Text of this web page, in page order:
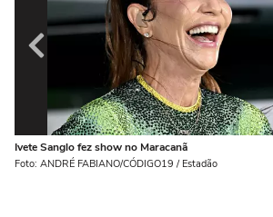
Ivete Sanglo fez show no Maracanã
Foto: ANDRÉ FABIANO/CÓDIGO19 / Estadão